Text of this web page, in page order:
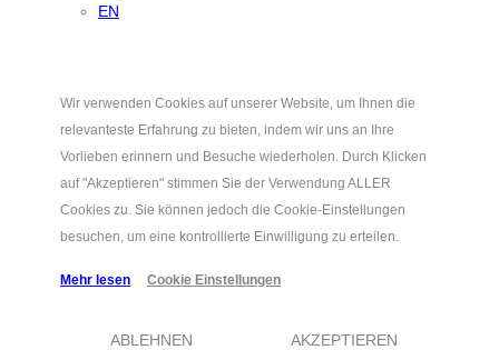
EN
Wir verwenden Cookies auf unserer Website, um Ihnen die
relevanteste Erfahrung zu bieten, indem wir uns an Ihre
Vorlieben erinnern und Besuche wiederholen. Durch Klicken
auf "Akzeptieren" stimmen Sie der Verwendung ALLER
Cookies zu. Sie können jedoch die Cookie-Einstellungen
besuchen, um eine kontrollierte Einwilligung zu erteilen.
Mehr lesen Cookie Einstellungen
ABLEHNEN AKZEPTIEREN